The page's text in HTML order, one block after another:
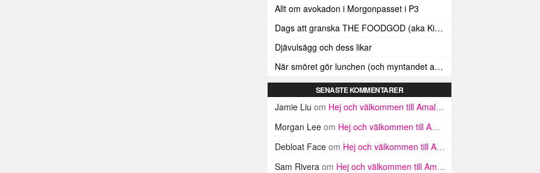
Allt om avokadon i Morgonpasset i P3
Dags att granska THE FOODGOD (aka Kim Kardashians matinstagrammande bästis)
Djävulsägg och dess likar
När smöret gör lunchen (och myntandet av termen ”Smörindex”)
SENASTE KOMMENTARER
Jamie Liu om Hej och välkommen till Amalfikusten
Morgan Lee om Hej och välkommen till Amalfikusten
Debloat Face om Hej och välkommen till Amalfikusten
Sam Rivera om Hej och välkommen till Amalfikusten